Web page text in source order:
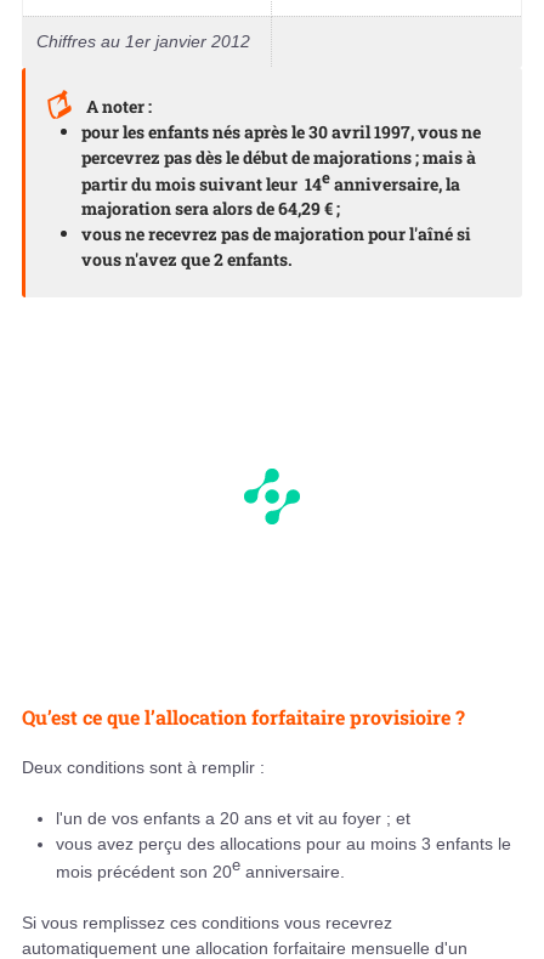
Chiffres au 1er janvier 2012
A noter :
pour les enfants nés après le 30 avril 1997, vous ne
percevrez pas dès le début de majorations ; mais à
partir du mois suivant leur 14eanniversaire, la
majoration sera alors de 64,29 € ;
vous ne recevrez pas de majoration pour l'aîné si
vous n'avez que 2 enfants.
Qu’est ce que l’allocation forfaitaire provisioire ?
Deux conditions sont à remplir :
l'un de vos enfants a 20 ans et vit au foyer ; et
vous avez perçu des allocations pour au moins 3 enfants le
mois précédent son 20e anniversaire.
Si vous remplissez ces conditions vous recevrez
automatiquement une allocation forfaitaire mensuelle d'un